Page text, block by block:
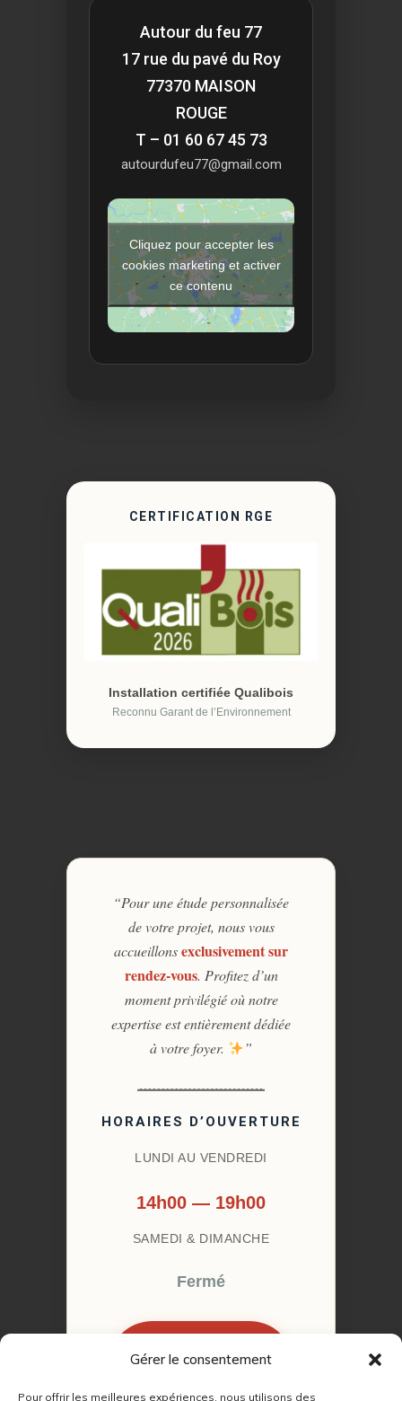
Gérer le consentement
Pour offrir les meilleures expériences, nous utilisons des
Autour du feu 77
17 rue du pavé du Roy
77370 MAISON
ROUGE
T – 01 60 67 45 73
autourdufeu77@gmail.com
Cliquez pour accepter les
cookies marketing et activer
ce contenu
CERTIFICATION RGE
Installation certifiée Qualibois
Reconnu Garant de l’Environnement
“Pour une étude personnalisée
de votre projet, nous vous
accueillonsexclusivement sur
rendez-vous. Profitez d’un
moment privilégié où notre
expertise est entièrement dédiée
à votre foyer.
”
HORAIRES D’OUVERTURE
LUNDI AU VENDREDI
14h00 — 19h00
SAMEDI & DIMANCHE
Fermé
RENDEZ-VOUS